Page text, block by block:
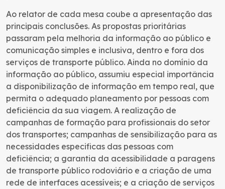
Ao relator de cada mesa coube a apresentação das
principais conclusões. As propostas prioritárias
passaram pela melhoria da informação ao público e
comunicação simples e inclusiva, dentro e fora dos
serviços de transporte público. Ainda no domínio da
informação ao público, assumiu especial importância
a disponibilização de informação em tempo real, que
permita o adequado planeamento por pessoas com
deficiência da sua viagem. A realização de
campanhas de formação para profissionais do setor
dos transportes; campanhas de sensibilização para as
necessidades especificas das pessoas com
deficiência; a garantia da acessibilidade a paragens
de transporte público rodoviário e a criação de uma
rede de interfaces acessíveis; e a criação de serviços